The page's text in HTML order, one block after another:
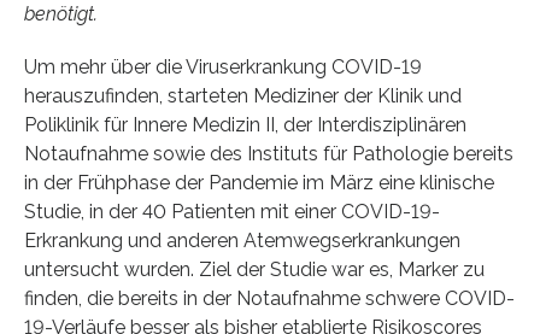
benötigt.
Um mehr über die Viruserkrankung COVID-19
herauszufinden, starteten Mediziner der Klinik und
Poliklinik für Innere Medizin II, der Interdisziplinären
Notaufnahme sowie des Instituts für Pathologie bereits
in der Frühphase der Pandemie im März eine klinische
Studie, in der 40 Patienten mit einer COVID-19-
Erkrankung und anderen Atemwegserkrankungen
untersucht wurden. Ziel der Studie war es, Marker zu
finden, die bereits in der Notaufnahme schwere COVID-
19-Verläufe besser als bisher etablierte Risikoscores